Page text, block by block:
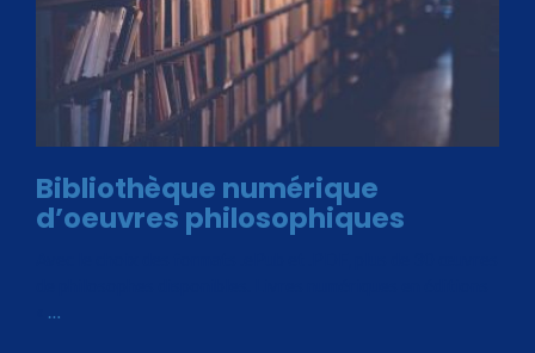
Bibliothèque numérique
d’oeuvres philosophiques
…